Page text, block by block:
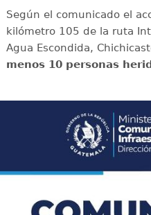
Según el comunicado el
kilómetro 105 de la ruta
Agua Escondida,
menos 10 personas